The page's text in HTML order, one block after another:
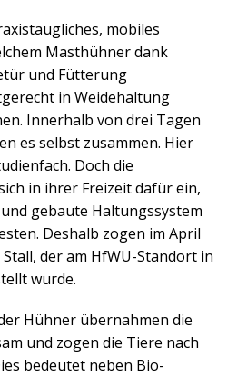
mobiles
Masthühner dank
und Fütterung
in Weidehaltung
Innerhalb von drei Tagen
es selbst zusammen. Hier
Doch die
in ihrer Freizeit dafür ein,
gebaute Haltungssystem
Deshalb zogen im April
der am HfWU-Standort in
wurde.
Hühner übernahmen die
und zogen die Tiere nach
bedeutet neben Bio-